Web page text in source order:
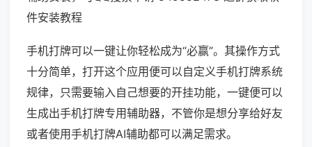
件安装教程
手机打牌可以一键让你轻松成为“必赢”。其操作方式
十分简单，打开这个应用便可以自定义手机打牌系统
规律，只需要输入自己想要的开挂功能，一键便可以
生成出手机打牌专用辅助器，不管你是想分享给好友
或者使用手机打牌AI辅助都可以满足需求。